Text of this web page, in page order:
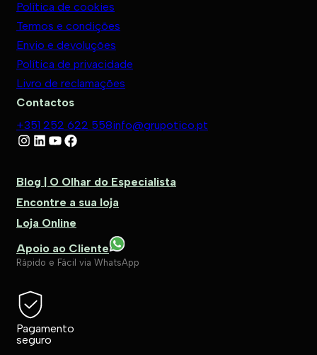
Política de cookies
Termos e condições
Envio e devoluções
Política de privacidade
Livro de reclamações
Contactos
+351 252 622 558info@grupotico.pt
Blog | O Olhar do Especialista
Encontre a sua loja
Loja Online
Apoio ao Cliente
Rápido e Fácil via WhatsApp
Pagamento
seguro